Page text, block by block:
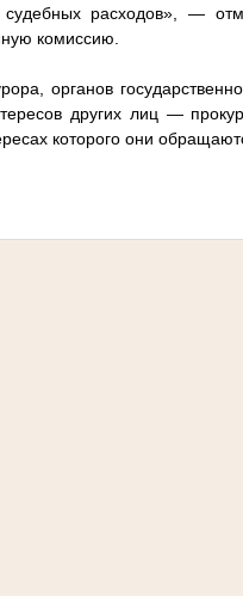
судебных расходов», —
комиссию.
органов
других лиц —
которого они